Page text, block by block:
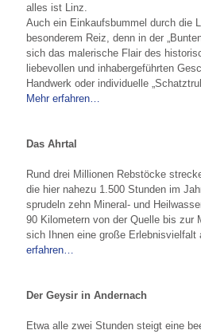
alles ist Linz.
Auch ein Einkaufsbummel durch die
besonderem Reiz, denn in der
sich das malerische Flair des
liebevollen und inhabergeführten
Handwerk oder individuelle
Mehr erfahren…
Das Ahrtal
Rund drei Millionen Rebstöcke
die hier nahezu 1.500 Stunden im
sprudeln zehn Mineral- und
90 Kilometern von der Quelle bis zur
sich Ihnen eine große Erlebnisvielfalt
erfahren…
Der Geysir in Andernach
Etwa alle zwei Stunden steigt eine